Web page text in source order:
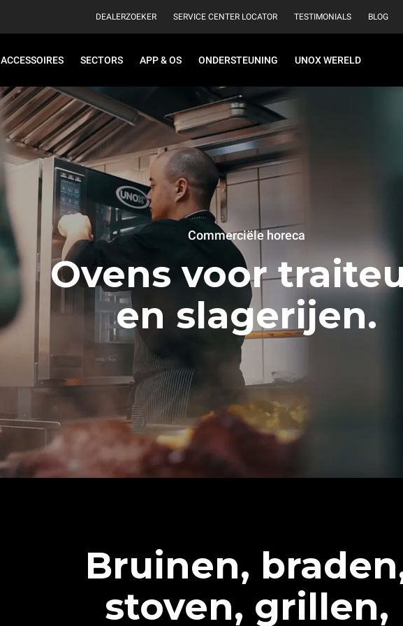
DEALERZOEKER SERVICE CENTER LOCATOR TESTIMONIALS BLOG
ACCESSOIRES SECTORS APP & OS ONDERSTEUNING UNOX WERELD
Commerciële horeca
Ovens voor
en slagerijen.
Bruinen,
stoven, grillen,